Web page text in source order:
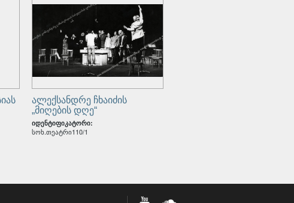
ალექსანდრე ჩხაიძის
„მიღების დღე“
იდენტიფიკატორი:
სოხ.თეატრი110/1